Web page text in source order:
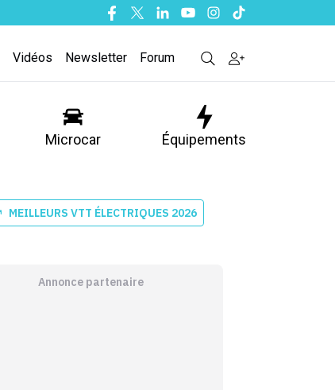
Facebook
TwitterLinkedinYoutubeInstagram
Tiktok
Vidéos Newsletter Forum
Microcar Équipements
MEILLEURS VTT ÉLECTRIQUES 2026
Annonce partenaire